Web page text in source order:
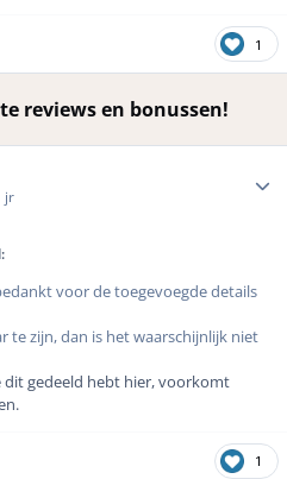
1
reviews en bonussen!
jr
voor de toegevoegde details
te zijn, dan is het waarschijnlijk niet
dit gedeeld hebt hier, voorkomt
1